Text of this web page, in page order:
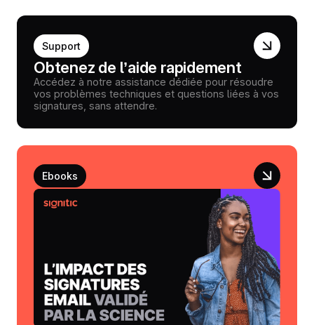
Support
Obtenez de l’aide rapidement
Accédez à notre assistance dédiée pour résoudre
vos problèmes techniques et questions liées à vos
signatures, sans attendre.
Ebooks